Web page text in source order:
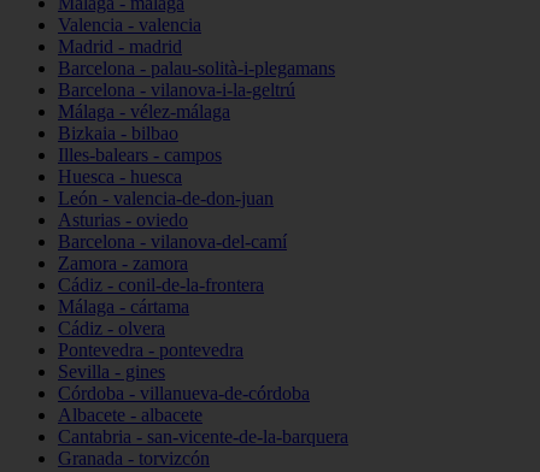
Valencia - valencia
Madrid - madrid
Barcelona - palau-solità-i-plegamans
Barcelona - vilanova-i-la-geltrú
Málaga - vélez-málaga
Bizkaia - bilbao
Illes-balears - campos
Huesca - huesca
León - valencia-de-don-juan
Asturias - oviedo
Barcelona - vilanova-del-camí
Zamora - zamora
Cádiz - conil-de-la-frontera
Málaga - cártama
Cádiz - olvera
Pontevedra - pontevedra
Sevilla - gines
Córdoba - villanueva-de-córdoba
Albacete - albacete
Cantabria - san-vicente-de-la-barquera
Granada - torvizcón